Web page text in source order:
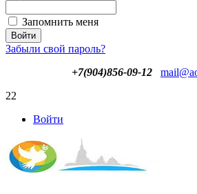
Запомнить меня
Забыли свой пароль?
+7(904)856-09-12
22
Войти